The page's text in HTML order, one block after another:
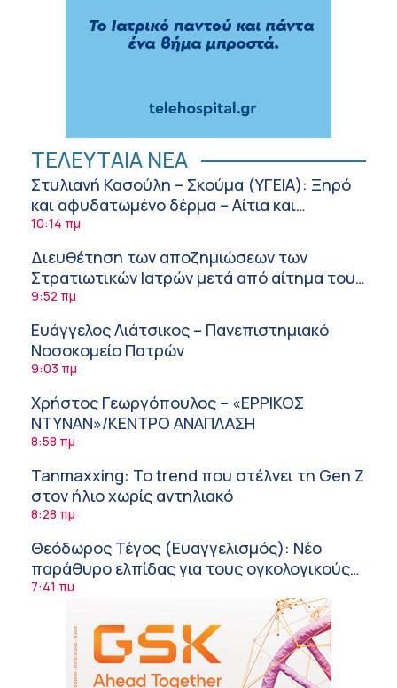
ΤΕΛΕΥΤΑΙΑ ΝΕΑ
Στυλιανή Κασούλη – Σκούμα (ΥΓΕΙΑ): Ξηρό
και αφυδατωμένο δέρμα – Αίτια και
αντιμετώπιση
10:14 πμ
Διευθέτηση των αποζημιώσεων των
Στρατιωτικών Ιατρών μετά από αίτημα του
ΙΣΑ
9:52 πμ
Ευάγγελος Λιάτσικος – Πανεπιστημιακό
Νοσοκομείο Πατρών
9:03 πμ
Χρήστος Γεωργόπουλος – «ΕΡΡΙΚΟΣ
ΝΤΥΝΑΝ»/ΚΕΝΤΡΟ ΑΝΑΠΛΑΣΗ
8:58 πμ
Tanmaxxing: To trend που στέλνει τη Gen Z
στον ήλιο χωρίς αντηλιακό
8:28 πμ
Θεόδωρος Τέγος (Ευαγγελισμός): Νέο
παράθυρο ελπίδας για τους ογκολογικούς
ασθενείς μέσω κλινικών δοκιμών
7:41 πμ
Ασφάλεια στο νερό: 8 χρήσιμες οδηγίες
από τον Ελληνικό Ερυθρό Σταυρό
7:03 πμ